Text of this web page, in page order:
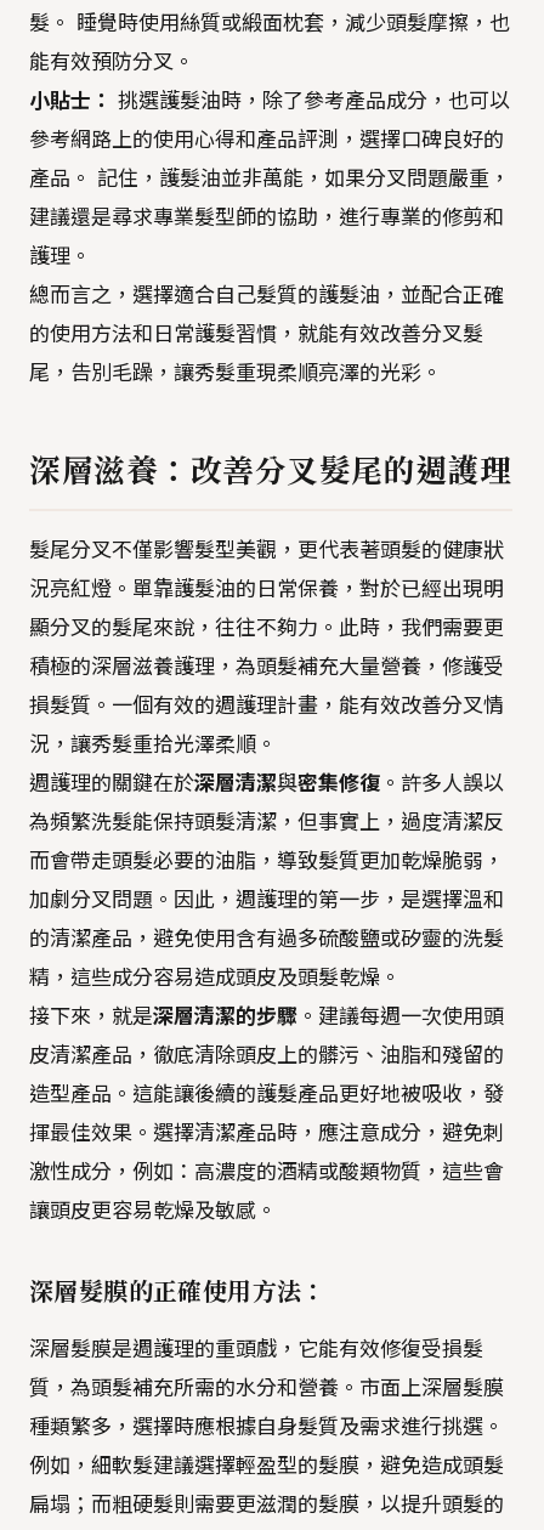
髮。 睡覺時使用絲質或緞面枕套，減少頭髮摩擦，也
能有效預防分叉。
小貼士： 挑選護髮油時，除了參考產品成分，也可以
參考網路上的使用心得和產品評測，選擇口碑良好的
產品。 記住，護髮油並非萬能，如果分叉問題嚴重，
建議還是尋求專業髮型師的協助，進行專業的修剪和
護理。
總而言之，選擇適合自己髮質的護髮油，並配合正確
的使用方法和日常護髮習慣，就能有效改善分叉髮
尾，告別毛躁，讓秀髮重現柔順亮澤的光彩。
深層滋養：改善分叉髮尾的週護理
髮尾分叉不僅影響髮型美觀，更代表著頭髮的健康狀
況亮紅燈。單靠護髮油的日常保養，對於已經出現明
顯分叉的髮尾來說，往往不夠力。此時，我們需要更
積極的深層滋養護理，為頭髮補充大量營養，修護受
損髮質。一個有效的週護理計畫，能有效改善分叉情
況，讓秀髮重拾光澤柔順。
週護理的關鍵在於深層清潔與密集修復 。許多人誤以
為頻繁洗髮能保持頭髮清潔，但事實上，過度清潔反
而會帶走頭髮必要的油脂，導致髮質更加乾燥脆弱，
加劇分叉問題。因此，週護理的第一步，是選擇溫和
的清潔產品，避免使用含有過多硫酸鹽或矽靈的洗髮
精，這些成分容易造成頭皮及頭髮乾燥。
接下來，就是深層清潔的步驟 。建議每週一次使用頭
皮清潔產品，徹底清除頭皮上的髒污、油脂和殘留的
造型產品。這能讓後續的護髮產品更好地被吸收，發
揮最佳效果。選擇清潔產品時，應注意成分，避免刺
激性成分，例如：高濃度的酒精或酸類物質，這些會
讓頭皮更容易乾燥及敏感。
深層髮膜的正確使用方法：
深層髮膜是週護理的重頭戲，它能有效修復受損髮
質，為頭髮補充所需的水分和營養。市面上深層髮膜
種類繁多，選擇時應根據自身髮質及需求進行挑選。
例如，細軟髮建議選擇輕盈型的髮膜，避免造成頭髮
扁塌；而粗硬髮則需要更滋潤的髮膜，以提升頭髮的